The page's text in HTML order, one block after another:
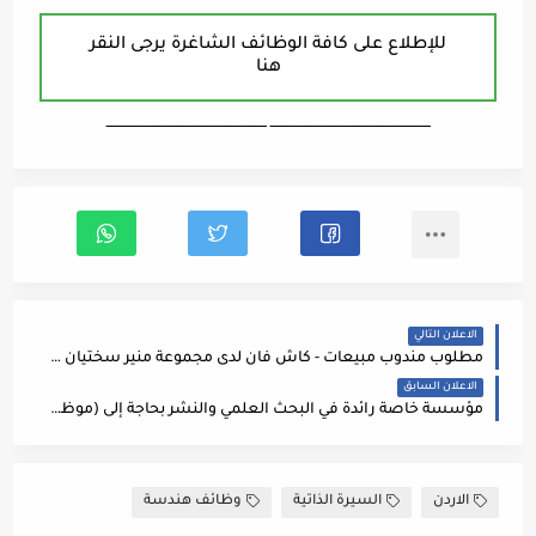
للإطلاع على كافة الوظائف الشاغرة يرجى النقر
هنا
ـــــــــــــــــــــــــــــــــــــــــــــــــــــــــــــــــــ ـــــــــــــــــــــــــــــــــــــــــــــــــــــــــــــــــــ
الاعلان التالي
مطلوب مندوب مبيعات - كاش فان لدى مجموعة منير سختيان ( إقليم الجنوب ) - ثانوية عامة كحد أدنى
الاعلان السابق
مؤسسة خاصة رائدة في البحث العلمي والنشر بحاجة إلى (موظفة) لديها شغف في البحث العلمي والتعلم السريع
الاردن السيرة الذاتية وظائف هندسة